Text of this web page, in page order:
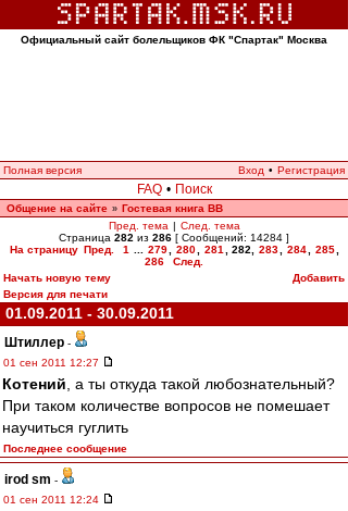
Официальный сайт болельщиков ФК "Спартак" Москва
Полная версия Вход • Регистрация
FAQ • Поиск
Общение на сайте » Гостевая книга ВВ
Пред. тема | След. тема
Страница 282 из 286 [ Сообщений: 14284 ]
На страницу Пред. 1 279 280 281 282 283 284 285
286
След.
Начать новую тему
Добавить
Версия для печати
01.09.2011 - 30.09.2011
Штиллер -
01 сен 2011 12:27
Котений , а ты откуда такой любознательный?
При таком количестве вопросов не помешает
научиться гуглить
Последнее сообщение
irod sm -
01 сен 2011 12:24